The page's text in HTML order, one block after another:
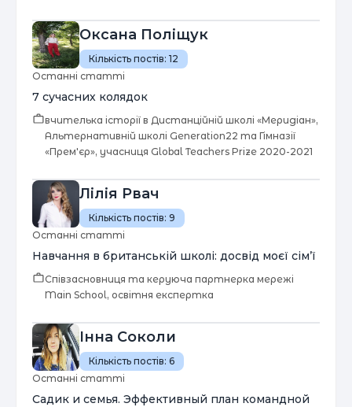
Оксана Поліщук
Кількість постів: 12
Останні статті
7 сучасних колядок
вчителька історії в Дистанційній школі «Меридіан»,
Альтернативній школі Generation22 та Гімназії
«Прем'єр», учасниця Global Teachers Prize 2020-2021
Лілія Рвач
Кількість постів: 9
Останні статті
Навчання в британській школі: досвід моєї сім’ї
Співзасновниця та керуюча партнерка мережі
Main School, освітня експертка
Інна Соколи
Кількість постів: 6
Останні статті
Садик и семья. Эффективный план командной